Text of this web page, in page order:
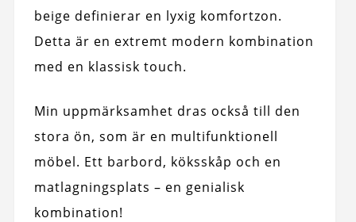
beige definierar en lyxig komfortzon.
Detta är en extremt modern kombination
med en klassisk touch.
Min uppmärksamhet dras också till den
stora ön, som är en multifunktionell
möbel. Ett barbord, köksskåp och en
matlagningsplats – en genialisk
kombination!